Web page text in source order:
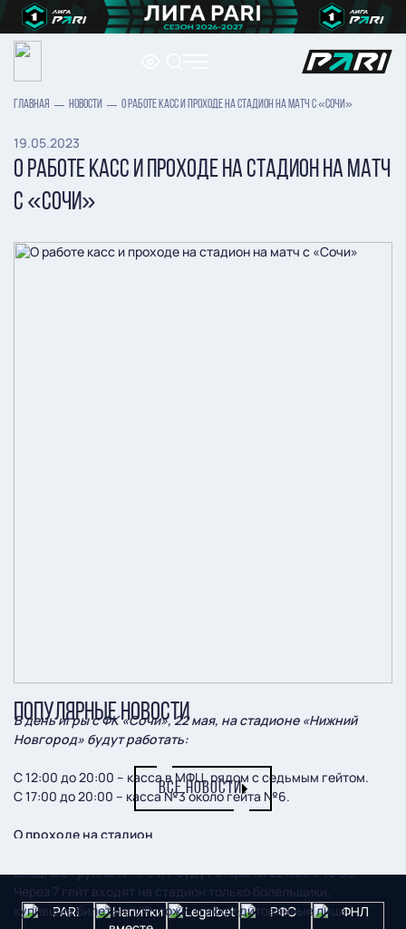
ГЛАВНАЯ НОВОСТИ О РАБОТЕ КАСС И ПРОХОДЕ НА СТАДИОН НА МАТЧ С «СОЧИ»
19.05.2023
О РАБОТЕ КАСС И ПРОХОДЕ НА СТАДИОН НА МАТЧ
С «СОЧИ»
В день игры с ФК «Сочи», 22 мая, на стадионе «Нижний
Новгород» будут работать:
С 12:00 до 20:00 – касса в МФЦ, рядом с седьмым гейтом.
С 17:00 до 20:00 – касса №3 около гейта №6.
О проходе на стадион
Входные группы № 1, 6 и 7 будут открыты 22 мая с 18:00!
Через 7 гейт входят на стадион только болельщики,
купившие билеты в VIP-ложи, и аккредитованные лица.
ПОПУЛЯРНЫЕ НОВОСТИ
ВСЕ НОВОСТИ